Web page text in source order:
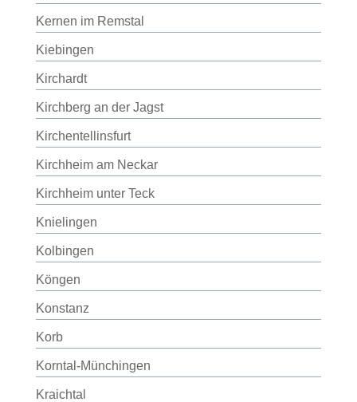
Kernen im Remstal
Kiebingen
Kirchardt
Kirchberg an der Jagst
Kirchentellinsfurt
Kirchheim am Neckar
Kirchheim unter Teck
Knielingen
Kolbingen
Köngen
Konstanz
Korb
Korntal-Münchingen
Kraichtal